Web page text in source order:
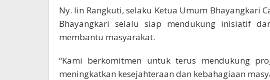
Ny. Iin Rangkuti, selaku Ketua Umum Bhayangkari
Bhayangkari selalu siap mendukung inisiatif
membantu masyarakat.
“Kami berkomitmen untuk terus mendukung
meningkatkan kesejahteraan dan kebahagiaan